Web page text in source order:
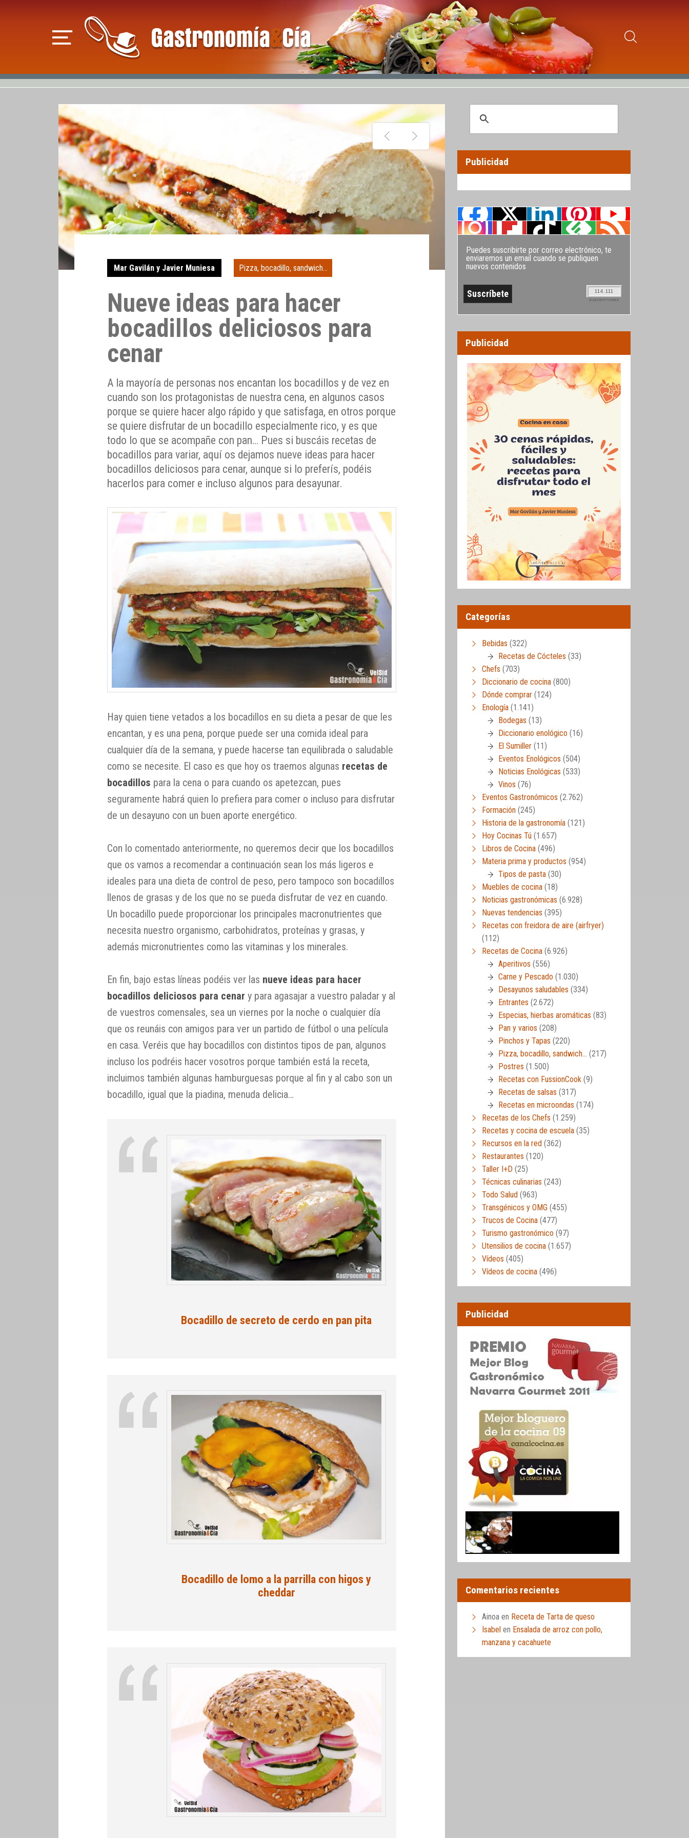
Mar Gavilán y Javier Muniesa Pizza, bocadillo, sandwich...
Nueve ideas para hacer
bocadillos deliciosos para
cenar
A la mayoría de personas nos encantan los bocadillos y de vez en
cuando son los protagonistas de nuestra cena, en algunos casos
porque se quiere hacer algo rápido y que satisfaga, en otros porque
se quiere disfrutar de un bocadillo especialmente rico, y es que
todo lo que se acompañe con pan… Pues si buscáis recetas de
bocadillos para variar, aquí os dejamos nueve ideas para hacer
bocadillos deliciosos para cenar, aunque si lo preferís, podéis
hacerlos para comer e incluso algunos para desayunar.
Hay quien tiene vetados a los bocadillos en su dieta a pesar de que les
encantan, y es una pena, porque puede ser una comida ideal para
cualquier día de la semana, y puede hacerse tan equilibrada o saludable
como se necesite. El caso es que hoy os traemos algunas recetas de
bocadillos para la cena o para cuando os apetezcan, pues
seguramente habrá quien lo prefiera para comer o incluso para disfrutar
de un desayuno con un buen aporte energético.
Con lo comentado anteriormente, no queremos decir que los bocadillos
que os vamos a recomendar a continuación sean los más ligeros e
ideales para una dieta de control de peso, pero tampoco son bocadillos
llenos de grasas y de los que no se pueda disfrutar de vez en cuando.
Un bocadillo puede proporcionar los principales macronutrientes que
necesita nuestro organismo, carbohidratos, proteínas y grasas, y
además micronutrientes como las vitaminas y los minerales.
En fin, bajo estas líneas podéis ver las nueve ideas para hacer
bocadillos deliciosos para cenar y para agasajar a vuestro paladar y al
de vuestros comensales, sea un viernes por la noche o cualquier día
que os reunáis con amigos para ver un partido de fútbol o una película
en casa. Veréis que hay bocadillos con distintos tipos de pan, algunos
incluso los podréis hacer vosotros porque también está la receta,
incluimos también algunas hamburguesas porque al fin y al cabo son un
bocadillo, igual que la piadina, menuda delicia…
Bocadillo de secreto de cerdo en pan pita
Bocadillo de lomo a la parrilla con higos y
cheddar
Publicidad
Puedes suscribirte por correo electrónico, te
enviaremos un email cuando se publiquen
nuevos contenidos
114.111
SUSCRIPTORES
Publicidad
Categorías
Bebidas (322)
Recetas de Cócteles (33)
Chefs (703)
Diccionario de cocina (800)
Dónde comprar (124)
Enología (1.141)
Bodegas (13)
Diccionario enológico (16)
El Sumiller (11)
Eventos Enológicos (504)
Noticias Enológicas (533)
Vinos (76)
Eventos Gastronómicos (2.762)
Formación (245)
Historia de la gastronomía (121)
Hoy Cocinas Tú (1.657)
Libros de Cocina (496)
Materia prima y productos (954)
Tipos de pasta (30)
Muebles de cocina (18)
Noticias gastronómicas (6.928)
Nuevas tendencias (395)
Recetas con freidora de aire (airfryer)
(112)
Recetas de Cocina (6.926)
Aperitivos (556)
Carne y Pescado (1.030)
Desayunos saludables (334)
Entrantes (2.672)
Especias, hierbas aromáticas (83)
Pan y varios (208)
Pinchos y Tapas (220)
Pizza, bocadillo, sandwich… (217)
Postres (1.500)
Recetas con FussionCook (9)
Recetas de salsas (317)
Recetas en microondas (174)
Recetas de los Chefs (1.259)
Recetas y cocina de escuela (35)
Recursos en la red (362)
Restaurantes (120)
Taller I+D (25)
Técnicas culinarias (243)
Todo Salud (963)
Transgénicos y OMG (455)
Trucos de Cocina (477)
Turismo gastronómico (97)
Utensilios de cocina (1.657)
Vídeos (405)
Vídeos de cocina (496)
Publicidad
Comentarios recientes
Ainoa en Receta de Tarta de queso
Isabel en Ensalada de arroz con pollo,
manzana y cacahuete